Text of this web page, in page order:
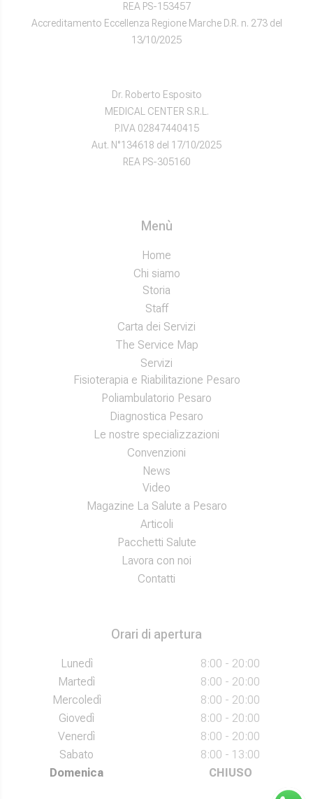
REA PS-153457
Accreditamento Eccellenza Regione Marche D.R. n. 273 del
13/10/2025
Dr. Roberto Esposito
MEDICAL CENTER S.R.L.
P.IVA 02847440415
Aut. N°134618 del 17/10/2025
REA PS-305160
Menù
Home
Chi siamo
Storia
Staff
Carta dei Servizi
The Service Map
Servizi
Fisioterapia e Riabilitazione Pesaro
Poliambulatorio Pesaro
Diagnostica Pesaro
Le nostre specializzazioni
Convenzioni
News
Video
Magazine La Salute a Pesaro
Articoli
Pacchetti Salute
Lavora con noi
Contatti
Orari di apertura
Lunedì
8:00 - 20:00
Martedì
8:00 - 20:00
Mercoledì
8:00 - 20:00
Giovedì
8:00 - 20:00
Venerdì
8:00 - 20:00
Sabato
8:00 - 13:00
Domenica
CHIUSO